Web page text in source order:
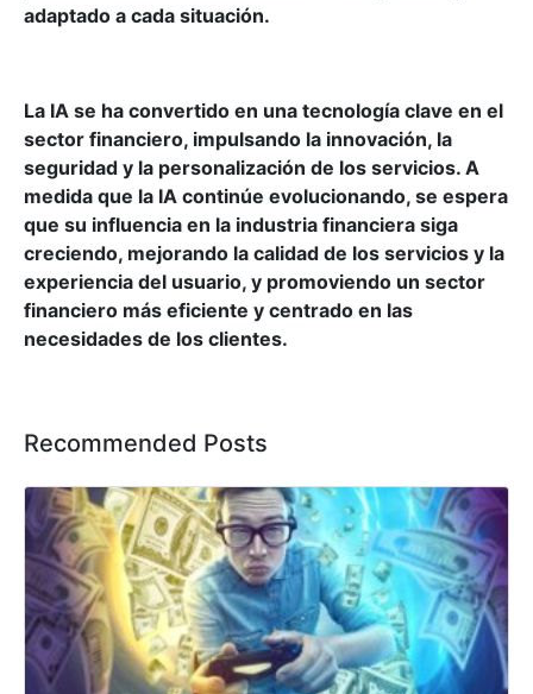
adaptado a cada situación.
La IA se ha convertido en una tecnología clave en el
sector financiero, impulsando la innovación, la
seguridad y la personalización de los servicios. A
medida que la IA continúe evolucionando, se espera
que su influencia en la industria financiera siga
creciendo, mejorando la calidad de los servicios y la
experiencia del usuario, y promoviendo un sector
financiero más eficiente y centrado en las
necesidades de los clientes.
Recommended Posts